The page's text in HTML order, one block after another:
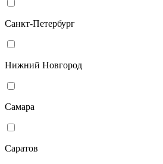
Санкт-Петербург
Нижний Новгород
Самара
Саратов